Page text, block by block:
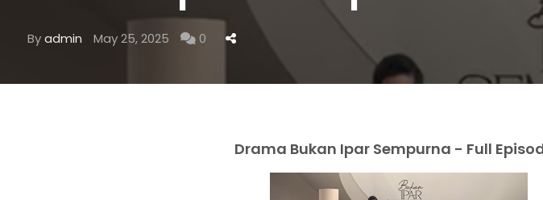
Byadmin May 25, 2025 0
Drama Bukan Ipar Sempurna - Full